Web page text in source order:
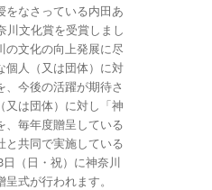
をなさっている内田あ
川文化賞を受賞しまし
の文化の向上発展に尽
個人（又は団体）に対
、今後の活躍が期待さ
又は団体）に対し「神
、毎年度贈呈している
と共同で実施している
（日・祝）に神奈川
式が行われます。